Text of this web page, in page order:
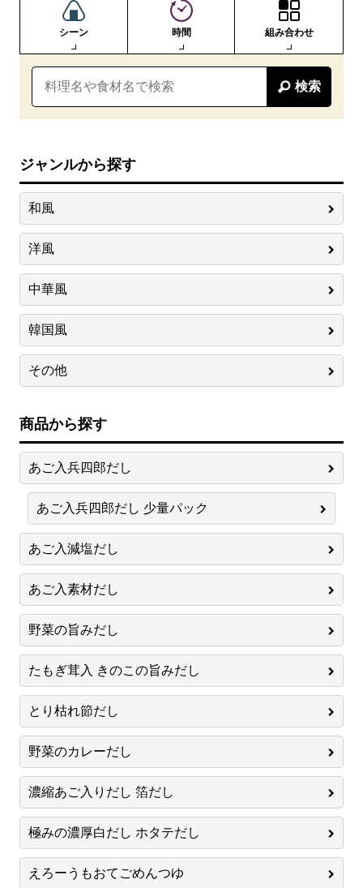
シーン 時間 組み合わせ
検索
ジャンルから探す
和風
洋風
中華風
韓国風
その他
商品から探す
あご入兵四郎だし
あご入兵四郎だし 少量パック
あご入減塩だし
あご入素材だし
野菜の旨みだし
たもぎ茸入 きのこの旨みだし
とり枯れ節だし
野菜のカレーだし
濃縮あご入りだし 箔だし
極みの濃厚白だし ホタテだし
えろーうもおてごめんつゆ